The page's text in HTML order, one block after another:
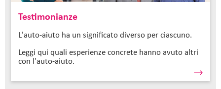
Testimonianze
L'auto-aiuto ha un significato diverso per ciascuno.
Leggi qui quali esperienze concrete hanno avuto altri
con l'auto-aiuto.